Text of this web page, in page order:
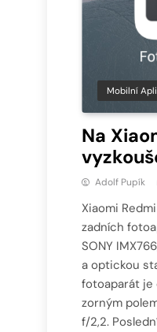
Mobilní
Na
Adolf Pupík
Xiaomi
zadních
SONY
a optickou
fotoaparát je
zorným
f/2,2.